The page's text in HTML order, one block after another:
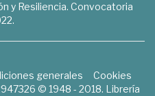
y Resiliencia. Convocatoria
generales
Cookies
© 1948 - 2018. Librería